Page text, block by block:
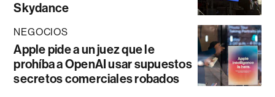
Skydance
NEGOCIOS
Apple pide a un juez que le
prohíba a OpenAI usar supuestos
secretos comerciales robados